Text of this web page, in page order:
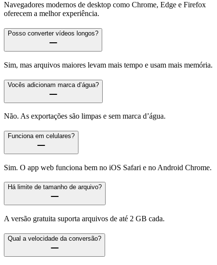
Navegadores modernos de desktop como Chrome, Edge e Firefox
oferecem a melhor experiência.
Posso converter vídeos longos?
Sim, mas arquivos maiores levam mais tempo e usam mais memória.
Vocês adicionam marca d’água?
Não. As exportações são limpas e sem marca d’água.
Funciona em celulares?
Sim. O app web funciona bem no iOS Safari e no Android Chrome.
Há limite de tamanho de arquivo?
A versão gratuita suporta arquivos de até 2 GB cada.
Qual a velocidade da conversão?